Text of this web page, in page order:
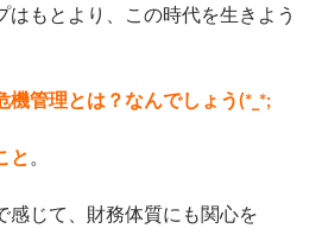
はもとより、この時代を生きよう
機管理とは？なんでしょう(*_*;
と
感じて、財務体質にも関心を